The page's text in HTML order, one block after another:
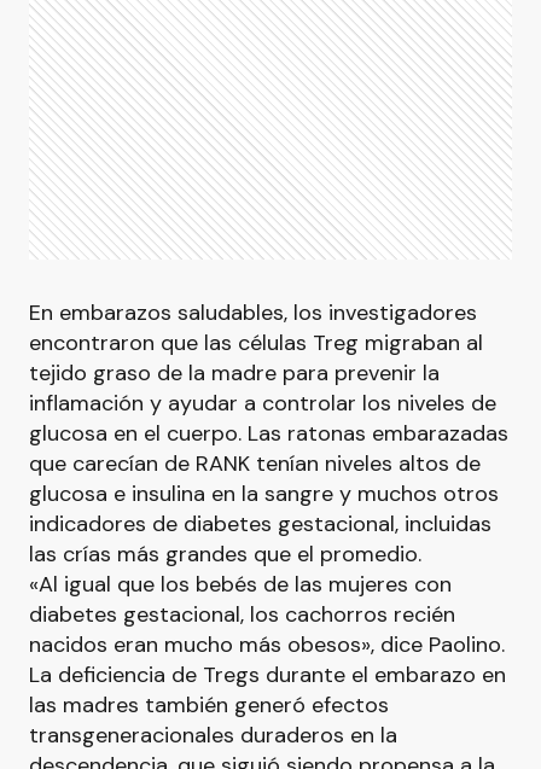
En embarazos saludables, los investigadores
encontraron que las células Treg migraban al
tejido graso de la madre para prevenir la
inflamación y ayudar a controlar los niveles de
glucosa en el cuerpo. Las ratonas embarazadas
que carecían de RANK tenían niveles altos de
glucosa e insulina en la sangre y muchos otros
indicadores de diabetes gestacional, incluidas
las crías más grandes que el promedio.
«Al igual que los bebés de las mujeres con
diabetes gestacional, los cachorros recién
nacidos eran mucho más obesos», dice Paolino.
La deficiencia de Tregs durante el embarazo en
las madres también generó efectos
transgeneracionales duraderos en la